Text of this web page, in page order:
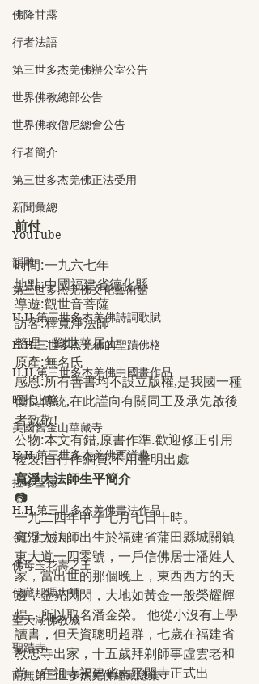
佛降甘露
行者法語
第三世多杰羌佛辦公室公告
世界佛教總部公告
世界佛教僧尼總會公告
行者簡介
第三世多杰羌佛正法受用
新聞彙總
YouTube
韻雕
第三世多杰羌佛文化藝術館
H.H.第三世多杰羌佛詩詞歌賦
H.H.三世多杰羌佛的聖蹟佛格
H.H.第三世多杰羌佛中國畫作品
旺扎上尊
美國舊金山華藏寺
H.H.第三世多杰羌佛西洋畫
拉珍聖德
H.H.第三世多杰羌佛書法作品
金巴仁波且
佛母玉花壽之王
伏藏那瑪大師
聖天湖佛教城
聖蹟寺
南無第三世多杰羌佛經藏總集
前付
時間:一九六七年
地點:中國福建省德化縣
導遊:觀世音菩薩
訪客:釋寬淨法師
整理：劉世華居士
原產:無名氏
感恩:所有善書均不設立版權,是我國一種
優良傳統,在此謹向有關同工及承先啟後
者致敬!
公物:本文有錯,原書作準.歡迎修正引用
複製,自行作網頁,不用聲明出處
寬淨大法師生平簡介
📷
一九二四年甲子七月七日十時。
寬淨大法師出生於福建省蒲田縣城關鎮
東大道一四零號，一戶信佛居士潘姓人
家，當出世的那個晚上，東西西方的天
邊，金光閃閃，大地如黃金一般榮耀輝
煌，所以取名潘金榮。 他從小沒有上學
讀書，但天資聰明超群，七歲在福建省
教忠寺出家，十五歲拜剃師事虛雲老和
尚（在祖寺福建省南平開寺正式出